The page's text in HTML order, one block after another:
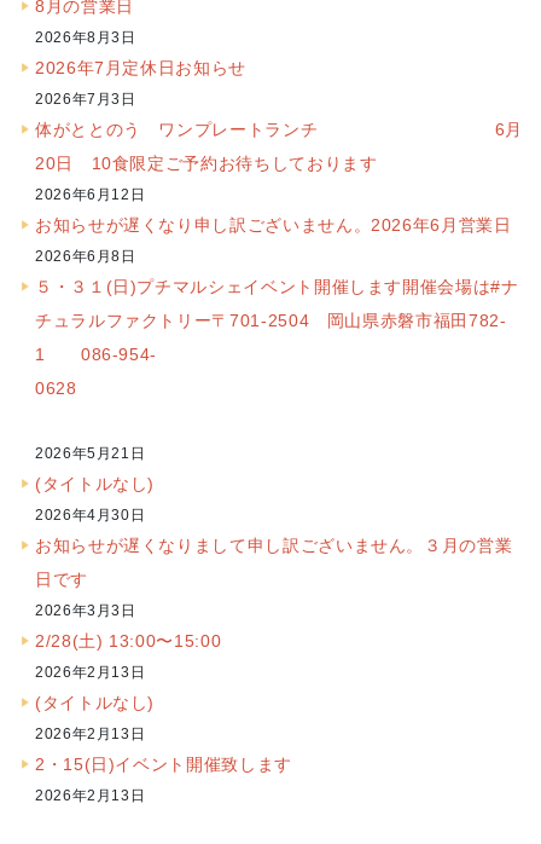
8月の営業日
2026年8月3日
2026年7月定休日お知らせ
2026年7月3日
体がととのう ワンプレートランチ 6月
20日 10食限定ご予約お待ちしております
2026年6月12日
お知らせが遅くなり申し訳ございません。2026年6月営業日
2026年6月8日
５・３１(日)プチマルシェイベント開催します開催会場は#ナ
チュラルファクトリー〒701-2504 岡山県赤磐市福田782-
1 086-954-
0628
2026年5月21日
(タイトルなし)
2026年4月30日
お知らせが遅くなりまして申し訳ございません。３月の営業
日です
2026年3月3日
2/28(土) 13:00〜15:00
2026年2月13日
(タイトルなし)
2026年2月13日
2・15(日)イベント開催致します
2026年2月13日